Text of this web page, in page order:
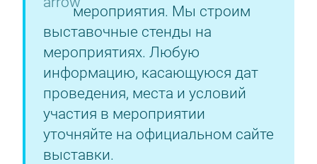
мероприятия. Мы строим
выставочные стенды на
мероприятиях. Любую
информацию, касающуюся дат
проведения, места и условий
участия в мероприятии
уточняйте на официальном сайте
выставки.